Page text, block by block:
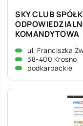
SKY CLUB
KOMANDYTOWA
ul. Franciszka
38-400 Krosno
podkarpackie